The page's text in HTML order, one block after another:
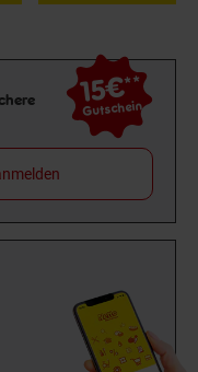
15€**
Gutschein